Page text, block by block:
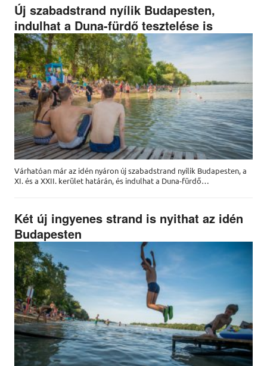
Új szabadstrand nyílik Budapesten,
indulhat a Duna-fürdő tesztelése is
Várhatóan már az idén nyáron új szabadstrand nyílik Budapesten, a
XI. és a XXII. kerület határán, és indulhat a Duna-fürdő…
Két új ingyenes strand is nyithat az idén
Budapesten